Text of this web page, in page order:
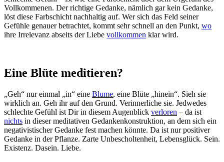
Vollkommenen. Der richtige Gedanke, nämlich gar kein Gedanke,
löst diese Farbschicht nachhaltig auf. Wer sich das Feld seiner
Gefühle genauer betrachtet, kommt sehr schnell an den Punkt, wo
ihre Irrelevanz abseits der Liebe vollkommen klar wird.
Eine Blüte meditieren?
„Geh“ nur einmal „in“ eine Blume, eine Blüte „hinein“. Sieh sie
wirklich an. Geh ihr auf den Grund. Verinnerliche sie. Jedwedes
schlechte Gefühl ist Dir in diesem Augenblick verloren – da ist
nichts in dieser meditativen Gedankenkonstruktion, an dem sich ein
negativistischer Gedanke fest machen könnte. Da ist nur positiver
Gedanke in der Pflanze. Zarte Unbescholtenheit, Lebensglück. Sein.
Existenz. Dasein. Liebe.